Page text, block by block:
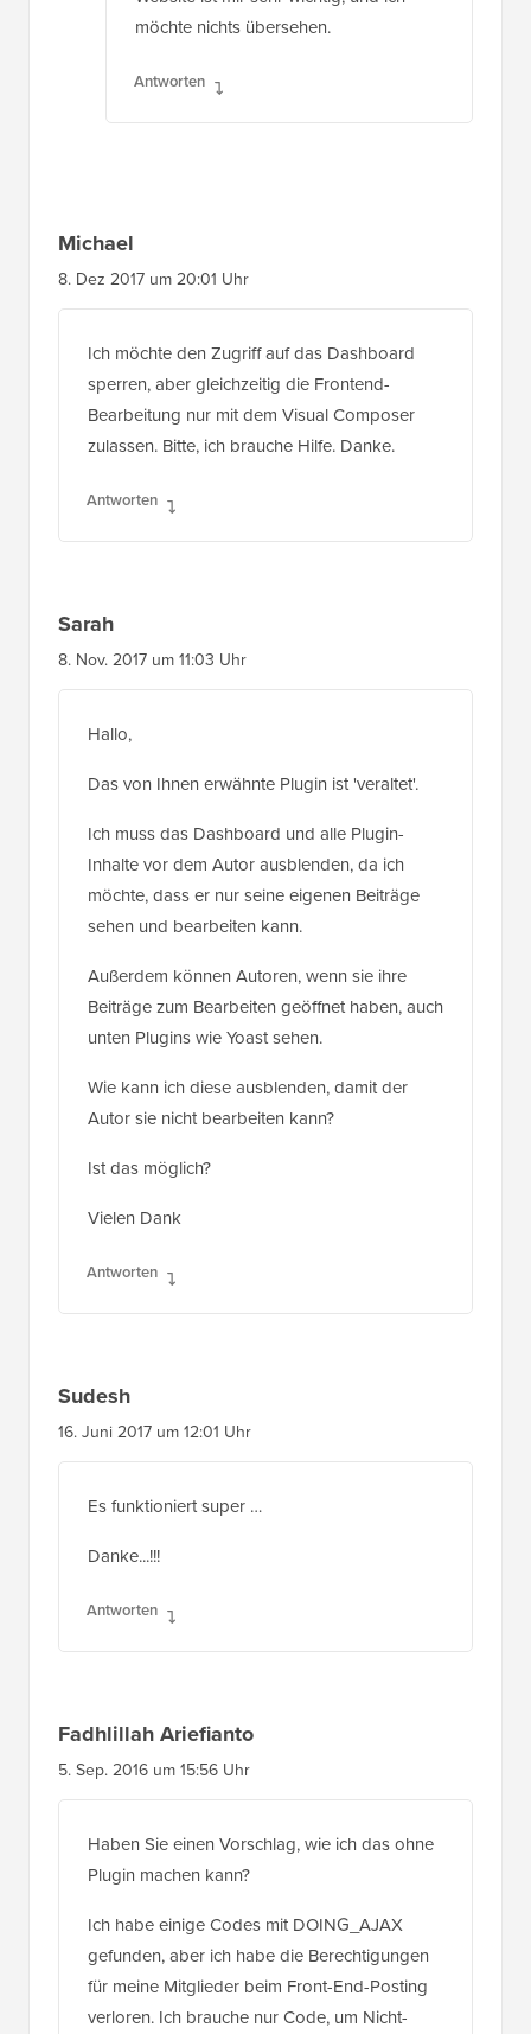
möchte nichts übersehen.
Antworten
Michael
8. Dez 2017 um 20:01 Uhr
Ich möchte den Zugriff auf das Dashboard
sperren, aber gleichzeitig die Frontend-
Bearbeitung nur mit dem Visual Composer
zulassen. Bitte, ich brauche Hilfe. Danke.
Antworten
Sarah
8. Nov. 2017 um 11:03 Uhr
Hallo,
Das von Ihnen erwähnte Plugin ist 'veraltet'.
Ich muss das Dashboard und alle Plugin-
Inhalte vor dem Autor ausblenden, da ich
möchte, dass er nur seine eigenen Beiträge
sehen und bearbeiten kann.
Außerdem können Autoren, wenn sie ihre
Beiträge zum Bearbeiten geöffnet haben, auch
unten Plugins wie Yoast sehen.
Wie kann ich diese ausblenden, damit der
Autor sie nicht bearbeiten kann?
Ist das möglich?
Vielen Dank
Antworten
Sudesh
16. Juni 2017 um 12:01 Uhr
Es funktioniert super …
Danke...!!!
Antworten
Fadhlillah Ariefianto
5. Sep. 2016 um 15:56 Uhr
Haben Sie einen Vorschlag, wie ich das ohne
Plugin machen kann?
Ich habe einige Codes mit DOING_AJAX
gefunden, aber ich habe die Berechtigungen
für meine Mitglieder beim Front-End-Posting
verloren. Ich brauche nur Code, um Nicht-